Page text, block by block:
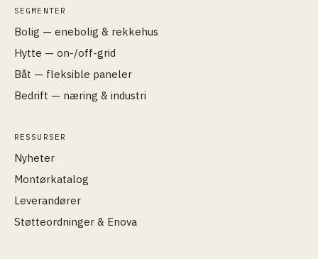
SEGMENTER
Bolig — enebolig & rekkehus
Hytte — on-/off-grid
Båt — fleksible paneler
Bedrift — næring & industri
RESSURSER
Nyheter
Montørkatalog
Leverandører
Støtteordninger & Enova